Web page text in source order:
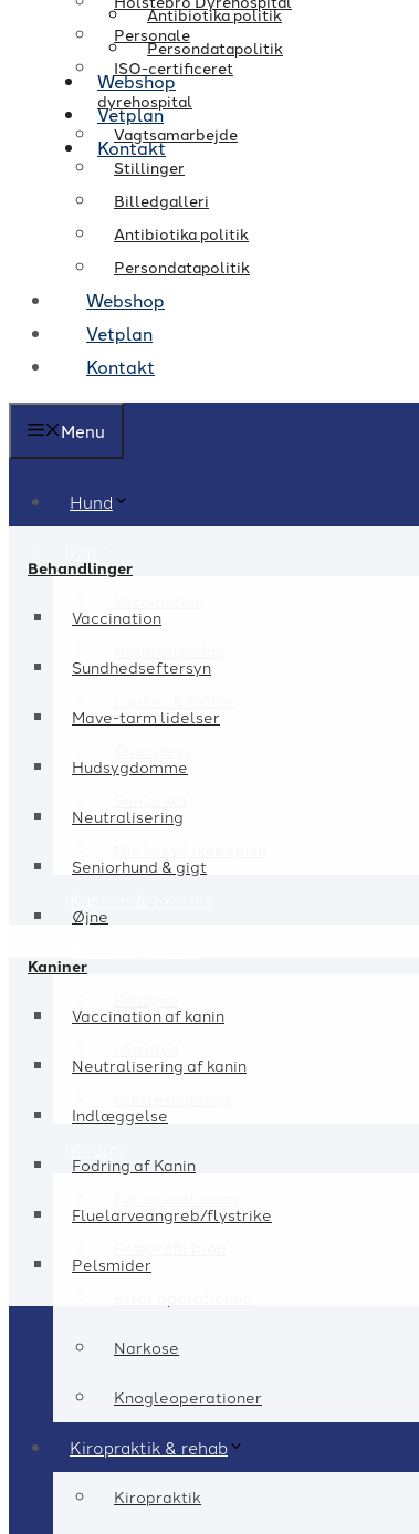
Antibiotika politik
Persondatapolitik
Webshop
Vetplan
Kontakt
Personale
ISO-certificeret
dyrehospital
Vagtsamarbejde
Stillinger
Billedgalleri
Antibiotika politik
Persondatapolitik
Webshop
Vetplan
Kontakt
Menu
Hund
Behandlinger
Vaccination
Sundhedseftersyn
Mave-tarm lidelser
Hudsygdomme
Neutralisering
Seniorhund & gigt
Øjne
Kaniner
Vaccination af kanin
Neutralisering af kanin
Indlæggelse
Fodring af Kanin
Fluelarveangreb/flystrike
Pelsmider
Narkose
Knogleoperationer
Kiropraktik & rehab
Kiropraktik